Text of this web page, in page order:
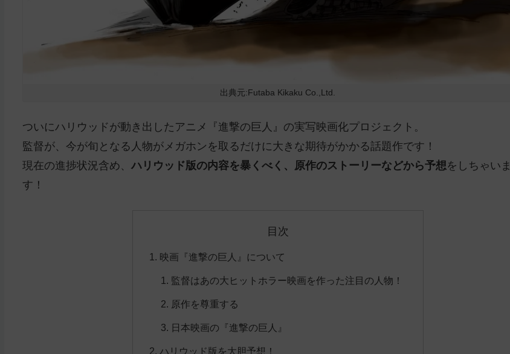
出典元:Futaba Kikaku Co.,Ltd.
ついにハリウッドが動き出したアニメ『進撃の巨人』の実写映画化プロジェクト。
監督が、今が旬となる人物がメガホンを取るだけに大きな期待がかかる話題作です！
現在の進捗状況含め、 ハリウッド版の内容を暴くべく、原作のストーリーなどから予想をしちゃいま
す！
目次
映画『進撃の巨人』について
監督はあの大ヒットホラー映画を作った注目の人物！
原作を尊重する
日本映画の『進撃の巨人』
ハリウッド版を大胆予想！